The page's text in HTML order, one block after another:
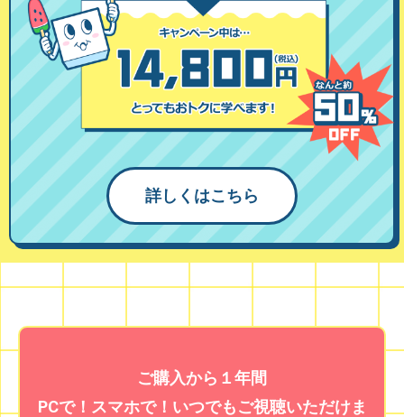
詳しくはこちら
ご購入から１年間
PCで！スマホで！いつでもご視聴いただけま